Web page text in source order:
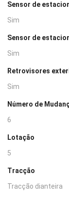
Sensor de
Sim
Sensor de
Sim
Retrovisores
Sim
Número de
6
Lotação
5
Tracção
Tracção dianteira